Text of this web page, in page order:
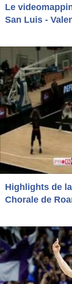
Le
San Luis -
Highlights de
Chorale de